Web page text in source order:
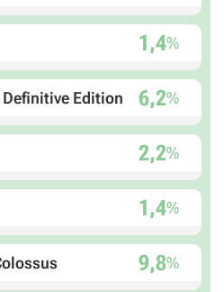
1,4%
Edition 6,2%
2,2%
1,4%
9,8%